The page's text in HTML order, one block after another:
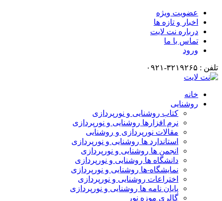
عضویت ویژه
اخبار و تازه ها
درباره نت لایت
تماس با ما
ورود
تلفن : ۳۲۱۹۲۶۵-۰۹۲۱
خانه
روشنایی
کتاب روشنایی و نورپردازی
نرم افزارها روشنایی و نورپردازی
مقالات نورپردازی و روشنایی
استاندارد ها روشنایی و نورپردازی
انجمن ها روشنایی و نورپردازی
دانشگاه ها روشنایی و نورپردازی
نمایشگاه-ها روشنایی و نورپردازی
اختراعات روشنایی و نورپردازی
پایان نامه ها روشنایی و نورپردازی
گالری موزه نور